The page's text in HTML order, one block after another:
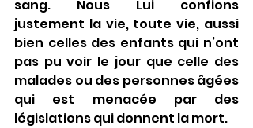
sang. Nous Lui confions
justement la vie, toute vie, aussi
bien celles des enfants qui n’ont
pas pu voir le jour que celle des
malades ou des personnes âgées
qui est menacée par des
législations qui donnent la mort.